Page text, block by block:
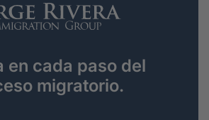
en cada paso del
migratorio.